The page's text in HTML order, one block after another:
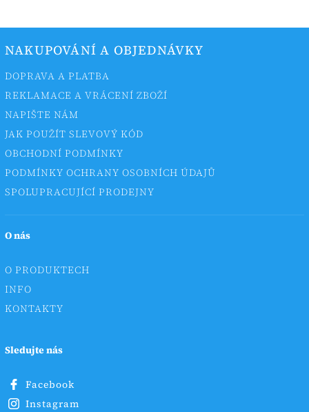
NAKUPOVÁNÍ A OBJEDNÁVKY
DOPRAVA A PLATBA
REKLAMACE A VRÁCENÍ ZBOŽÍ
NAPIŠTE NÁM
JAK POUŽÍT SLEVOVÝ KÓD
OBCHODNÍ PODMÍNKY
PODMÍNKY OCHRANY OSOBNÍCH ÚDAJŮ
SPOLUPRACUJÍCÍ PRODEJNY
O nás
O PRODUKTECH
INFO
KONTAKTY
Sledujte nás
Facebook
Instagram